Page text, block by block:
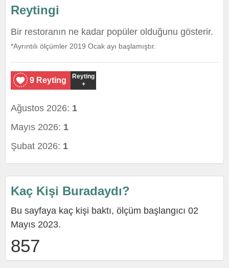
Reytingi
Bir restoranın ne kadar popüler olduğunu gösterir.
*Ayrıntılı ölçümler 2019 Ocak ayı başlamıştır.
9 Reyting
Reyting
+
Ağustos 2026: 1
Mayıs 2026: 1
Şubat 2026: 1
Kaç Kişi Buradaydı?
Bu sayfaya kaç kişi baktı, ölçüm başlangıcı 02
Mayıs 2023.
857